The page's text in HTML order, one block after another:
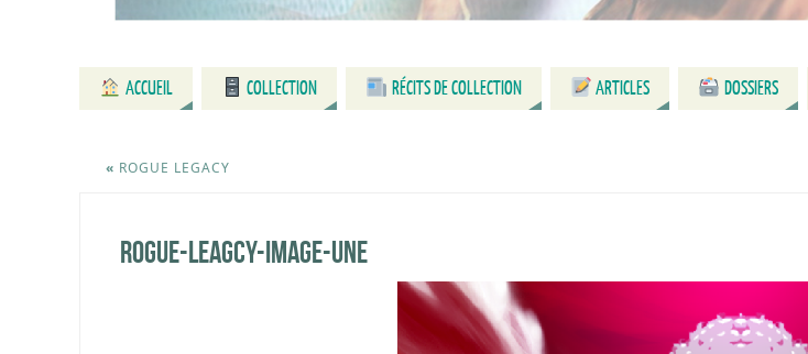
ACCUEIL COLLECTION RÉCITS DE COLLECTION ARTICLES DOSSIERS
« ROGUE LEGACY
rogue-leagcy-image-une